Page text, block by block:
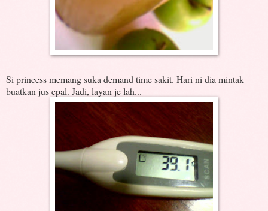
Si princess memang suka demand time sakit. Hari ni dia mintak
buatkan jus epal. Jadi, layan je lah...